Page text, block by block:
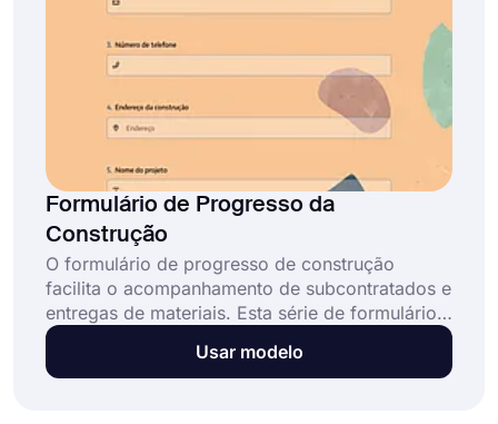
Formulário de Progresso da
Construção
O formulário de progresso de construção
facilita o acompanhamento de subcontratados e
entregas de materiais. Esta série de formulários
ajudará a acompanhar o progresso do seu
projeto de construção e comparar os custos
Usar modelo